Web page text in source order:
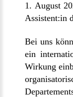
1. August
Assistent:in
Bei uns
ein
Wirkung